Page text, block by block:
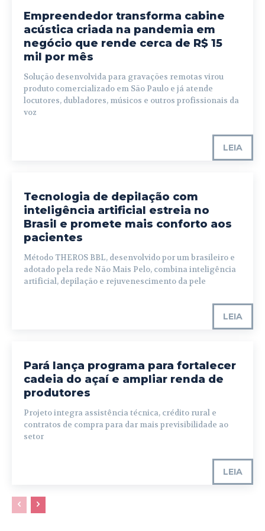
Empreendedor transforma cabine
acústica criada na pandemia em
negócio que rende cerca de R$ 15
mil por mês
Solução desenvolvida para gravações remotas virou
produto comercializado em São Paulo e já atende
locutores, dubladores, músicos e outros profissionais da
voz
LEIA
Tecnologia de depilação com
inteligência artificial estreia no
Brasil e promete mais conforto aos
pacientes
Método THEROS BBL, desenvolvido por um brasileiro e
adotado pela rede Não Mais Pelo, combina inteligência
artificial, depilação e rejuvenescimento da pele
LEIA
Pará lança programa para fortalecer
cadeia do açaí e ampliar renda de
produtores
Projeto integra assistência técnica, crédito rural e
contratos de compra para dar mais previsibilidade ao
setor
LEIA